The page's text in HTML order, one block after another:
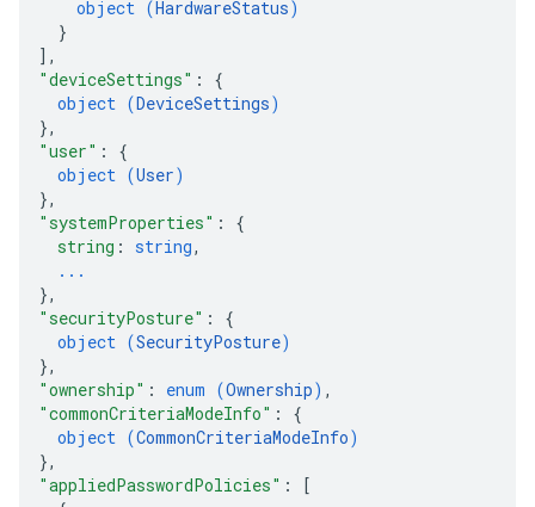
object (HardwareStatus)
}
] ,
"deviceSettings" : {
object (DeviceSettings)
},
"user" : {
object (User)
},
"systemProperties" : {
string : string,
...
},
"securityPosture" : {
object (SecurityPosture)
},
"ownership" : enum (Ownership) ,
"commonCriteriaModeInfo" : {
object (CommonCriteriaModeInfo)
},
"appliedPasswordPolicies" :
[